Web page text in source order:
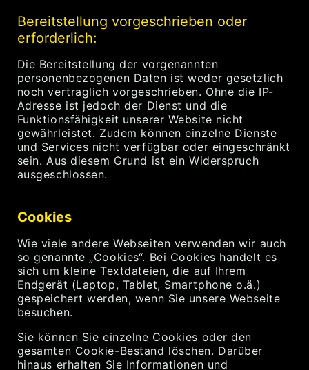
Bereitstellung vorgeschrieben oder
erforderlich:
Die Bereitstellung der vorgenannten
personenbezogenen Daten ist weder gesetzlich
noch vertraglich vorgeschrieben. Ohne die IP-
Adresse ist jedoch der Dienst und die
Funktionsfähigkeit unserer Website nicht
gewährleistet. Zudem können einzelne Dienste
und Services nicht verfügbar oder eingeschränkt
sein. Aus diesem Grund ist ein Widerspruch
ausgeschlossen.
Cookies
Wie viele andere Webseiten verwenden wir auch
so genannte „Cookies“. Bei Cookies handelt es
sich um kleine Textdateien, die auf Ihrem
Endgerät (Laptop, Tablet, Smartphone o.ä.)
gespeichert werden, wenn Sie unsere Webseite
besuchen.
Sie können Sie einzelne Cookies oder den
gesamten Cookie-Bestand löschen. Darüber
hinaus erhalten Sie Informationen und